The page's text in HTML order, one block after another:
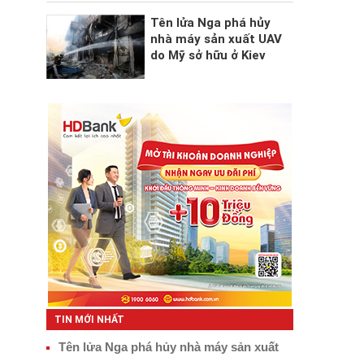
Tên lửa Nga phá hủy
nhà máy sản xuất UAV
do Mỹ sở hữu ở Kiev
TIN MỚI NHẤT
Tên lửa Nga phá hủy nhà máy sản xuất